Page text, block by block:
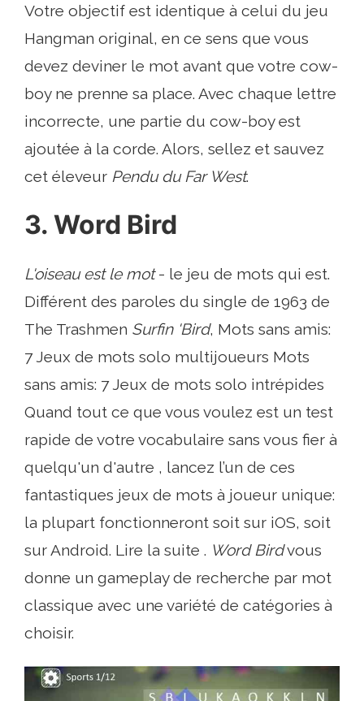
Votre objectif est identique à celui du jeu
Hangman original, en ce sens que vous
devez deviner le mot avant que votre cow-
boy ne prenne sa place. Avec chaque lettre
incorrecte, une partie du cow-boy est
ajoutée à la corde. Alors, sellez et sauvez
cet éleveur Pendu du Far West.
3. Word Bird
L'oiseau est le mot- le jeu de mots qui est.
Différent des paroles du single de 1963 de
The Trashmen Surfin 'Bird, Mots sans amis:
7 Jeux de mots solo multijoueurs Mots
sans amis: 7 Jeux de mots solo intrépides
Quand tout ce que vous voulez est un test
rapide de votre vocabulaire sans vous fier à
quelqu'un d'autre , lancez l’un de ces
fantastiques jeux de mots à joueur unique:
la plupart fonctionneront soit sur iOS, soit
sur Android. Lire la suite . Word Birdvous
donne un gameplay de recherche par mot
classique avec une variété de catégories à
choisir.